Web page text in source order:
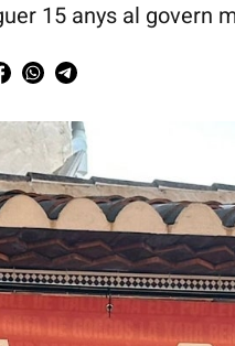
15 anys al govern